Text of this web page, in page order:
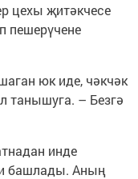
цехы җитәкчесе
пешерүчене
юк иде, чәкчәк
танышуга. – Безгә
инде
башлады. Аның